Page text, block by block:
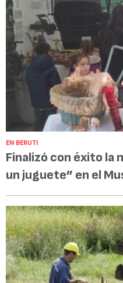
EN BERUTI
Finalizó con éxito la
un juguete” en el